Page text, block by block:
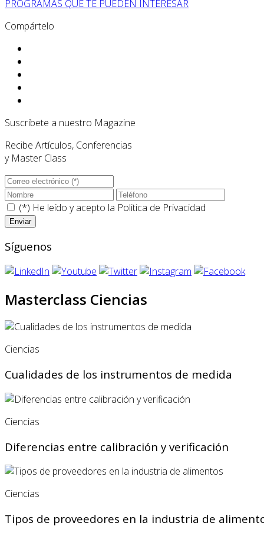
PROGRAMAS QUE TE PUEDEN INTERESAR
Compártelo
Suscríbete a nuestro Magazine
Recibe Artículos, Conferencias
y Master Class
(*) He leído y acepto la Politica de Privacidad
Síguenos
Masterclass Ciencias
Ciencias
Cualidades de los instrumentos de medida
Ciencias
Diferencias entre calibración y verificación
Ciencias
Tipos de proveedores en la industria de